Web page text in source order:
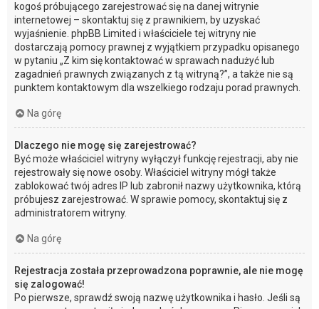
kogoś próbującego zarejestrować się na danej witrynie
internetowej – skontaktuj się z prawnikiem, by uzyskać
wyjaśnienie. phpBB Limited i właściciele tej witryny nie
dostarczają pomocy prawnej z wyjątkiem przypadku opisanego
w pytaniu „Z kim się kontaktować w sprawach nadużyć lub
zagadnień prawnych związanych z tą witryną?”, a także nie są
punktem kontaktowym dla wszelkiego rodzaju porad prawnych.
Na górę
Dlaczego nie mogę się zarejestrować?
Być może właściciel witryny wyłączył funkcję rejestracji, aby nie
rejestrowały się nowe osoby. Właściciel witryny mógł także
zablokować twój adres IP lub zabronił nazwy użytkownika, którą
próbujesz zarejestrować. W sprawie pomocy, skontaktuj się z
administratorem witryny.
Na górę
Rejestracja została przeprowadzona poprawnie, ale nie mogę
się zalogować!
Po pierwsze, sprawdź swoją nazwę użytkownika i hasło. Jeśli są